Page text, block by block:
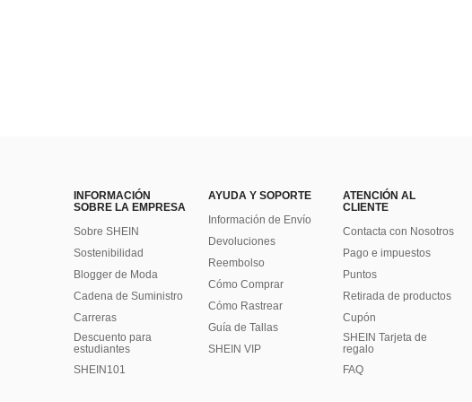
INFORMACIÓN
SOBRE LA EMPRESA
Sobre SHEIN
Sostenibilidad
Blogger de Moda
Cadena de Suministro
Carreras
Descuento para
estudiantes
SHEIN101
AYUDA Y SOPORTE
Información de Envío
Devoluciones
Reembolso
Cómo Comprar
Cómo Rastrear
Guía de Tallas
SHEIN VIP
ATENCIÓN AL
CLIENTE
Contacta con Nosotros
Pago e impuestos
Puntos
Retirada de productos
Cupón
SHEIN Tarjeta de
regalo
FAQ